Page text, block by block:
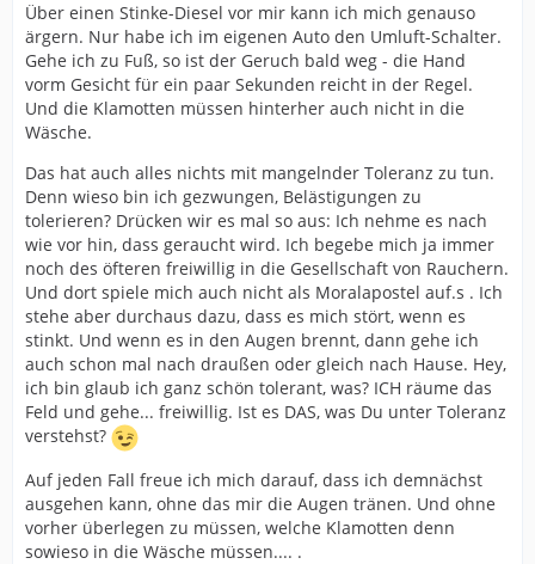
Über einen Stinke-Diesel vor mir kann ich mich genauso
ärgern. Nur habe ich im eigenen Auto den Umluft-Schalter.
Gehe ich zu Fuß, so ist der Geruch bald weg - die Hand
vorm Gesicht für ein paar Sekunden reicht in der Regel.
Und die Klamotten müssen hinterher auch nicht in die
Wäsche.
Das hat auch alles nichts mit mangelnder Toleranz zu tun.
Denn wieso bin ich gezwungen, Belästigungen zu
tolerieren? Drücken wir es mal so aus: Ich nehme es nach
wie vor hin, dass geraucht wird. Ich begebe mich ja immer
noch des öfteren freiwillig in die Gesellschaft von Rauchern.
Und dort spiele mich auch nicht als Moralapostel auf.s . Ich
stehe aber durchaus dazu, dass es mich stört, wenn es
stinkt. Und wenn es in den Augen brennt, dann gehe ich
auch schon mal nach draußen oder gleich nach Hause. Hey,
ich bin glaub ich ganz schön tolerant, was? ICH räume das
Feld und gehe... freiwillig. Ist es DAS, was Du unter Toleranz
verstehst?
Auf jeden Fall freue ich mich darauf, dass ich demnächst
ausgehen kann, ohne das mir die Augen tränen. Und ohne
vorher überlegen zu müssen, welche Klamotten denn
sowieso in die Wäsche müssen.... .